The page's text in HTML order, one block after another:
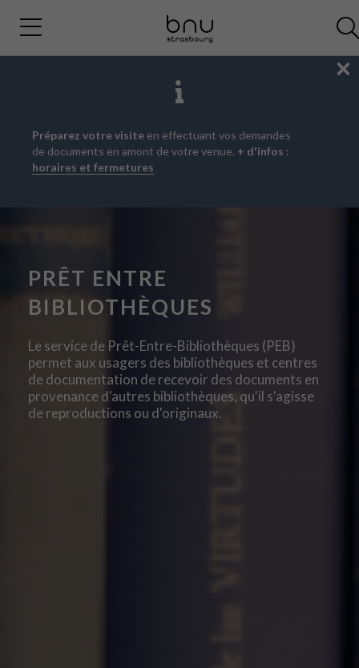
Aller
au
menu
Aller
au
contenu
Aller
à
la
Préparez votre visite en effectuant vos demandes
de documents en amont de votre venue. + d'infos :
horaires et fermetures
PRÊT ENTRE
BIBLIOTHÈQUES
Le service de Prêt-Entre-Bibliothèques (PEB)
permet aux usagers des bibliothèques et centres
de documentation de recevoir des documents en
provenance d'autres bibliothèques, qu'il s'agisse
de reproductions ou d'originaux.